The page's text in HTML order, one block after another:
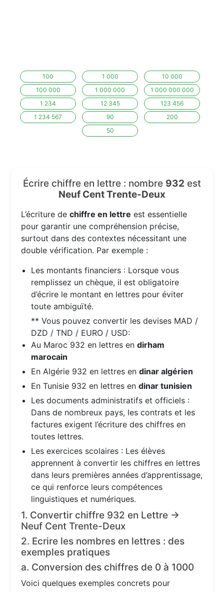
100 1 000
10 000
100 000
1 000 000
1 000 000 000
1 234
12 345
123 456
1 234 567
90
200
50
Écrire chiffre en lettre : nombre 932 est
Neuf Cent Trente-Deux
L’écriture dechiffre en lettre est essentielle
pour garantir une compréhension précise,
surtout dans des contextes nécessitant une
double vérification. Par exemple :
Les montants financiers : Lorsque vous
remplissez un chèque, il est obligatoire
d’écrire le montant en lettres pour éviter
toute ambiguïté.
** Vous pouvez convertir les devises MAD /
DZD / TND / EURO / USD:
Au Maroc 932 en lettres endirham
marocain
En Algérie 932 en lettres endinar algérien
En Tunisie 932 en lettres endinar tunisien
Les documents administratifs et officiels :
Dans de nombreux pays, les contrats et les
factures exigent l’écriture des chiffres en
toutes lettres.
Les exercices scolaires : Les élèves
apprennent à convertir les chiffres en lettres
dans leurs premières années d’apprentissage,
ce qui renforce leurs compétences
linguistiques et numériques.
1. Convertir chiffre 932 en Lettre →
Neuf Cent Trente-Deux
2. Ecrire les nombres en lettres : des
exemples pratiques
a. Conversion des chiffres de 0 à 1000
Voici quelques exemples concrets pour